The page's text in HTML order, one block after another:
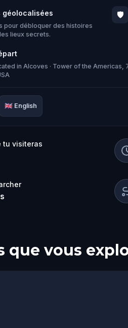
géolocalisées
pour débloquer des histoires
lieux secrets.
🛡️
in Alcoves · Tower of the
🇬🇧 English
tu visiteras
que vous